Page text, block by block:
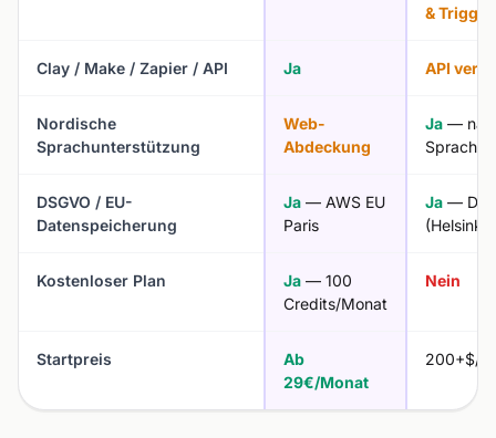
& Trigger
Clay / Make / Zapier / API Ja API
Nordische
Sprachunterstützung
Web-
Abdeckung
Ja —
DSGVO / EU-
Datenspeicherung
Ja — AWS EU
Paris
Ja —
Kostenloser Plan Ja — 100
Credits/Monat
Nein
Startpreis
Ab
29€/Monat
200+$/